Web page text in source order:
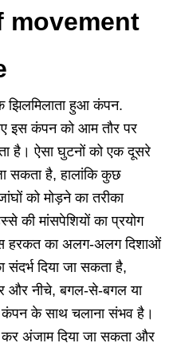
movement
झिलमिलाता हुआ कंपन.
इस कंपन को आम तौर पर
है। ऐसा घुटनों को एक दूसरे
सकता है, हालांकि कुछ
को मोड़ने का तरीका
की मांसपेशियों का प्रयोग
हरकत का अलग-अलग दिशाओं
संदर्भ दिया जा सकता है,
और नीचे, बगल-से-बगल या
के साथ चलाना संभव है।
अंजाम दिया जा सकता और